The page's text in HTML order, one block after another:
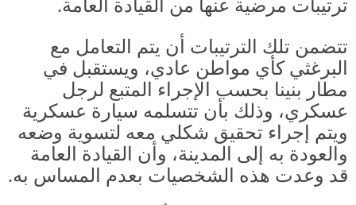
ترتيبات مرضية عنها من القيادة العامة.
تتضمن تلك الترتيبات أن يتم التعامل مع
البرغثي كأي مواطن عادي، ويستقبل في
مطار بنينا بحسب الإجراء المتبع لرجل
عسكري، وذلك بأن تتسلمه سيارة عسكرية
ويتم إجراء تحقيق شكلي معه لتسوية وضعه
والعودة به إلى المدينة، وأن القيادة العامة
قد وعدت هذه الشخصيات بعدم المساس به.